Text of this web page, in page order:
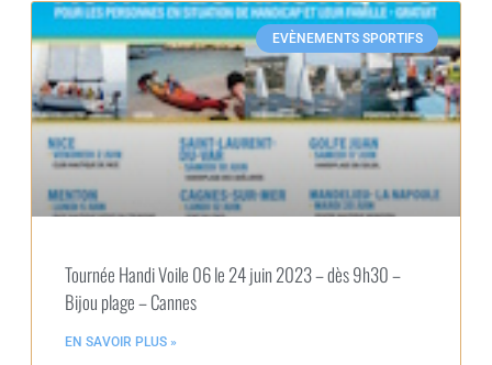
EVÈNEMENTS SPORTIFS
Tournée Handi Voile 06 le 24 juin 2023 – dès 9h30 –
Bijou plage – Cannes
EN SAVOIR PLUS »